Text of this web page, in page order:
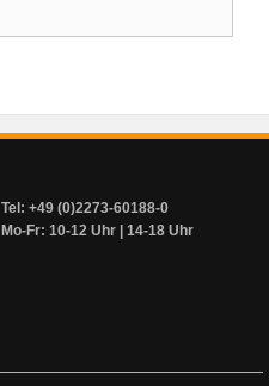
Tel: +49 (0)2273-60188-0
Mo-Fr: 10-12 Uhr | 14-18 Uhr